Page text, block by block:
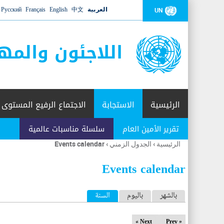
UN العربية 中文
English
Français
Русский
اللاجئون
الرئيسية الاستجابة
تقرير الأمين العام سلسلة مناسبات عالمية
الاجتماع الرفيع المستوى
أنت
هنا
الرئيسية › الجدول الزمني ›
Events calendar
Events calendar
ا
ل
بالشهر باليوم السنة (علامة التبويب النشطة)